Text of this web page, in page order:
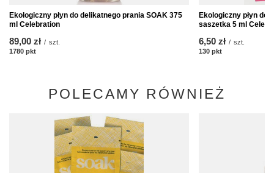
Ekologiczny płyn do delikatnego prania SOAK 375
ml Celebration
89,00 zł / szt.
1780 pkt
Ekologiczny płyn do
saszetka 5 ml
6,50 zł / szt.
130 pkt
POLECAMY RÓWNIEŻ